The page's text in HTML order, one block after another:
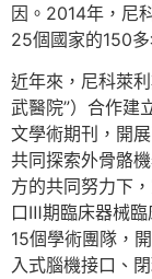
因。2014年，尼
25個國家的150
近年來，尼科萊
武醫院”）合作建
文學術期刊，開
共同探索外骨骼
方的共同努力下
口Ⅲ期臨床器械
15個學術團隊，
入式腦機接口、